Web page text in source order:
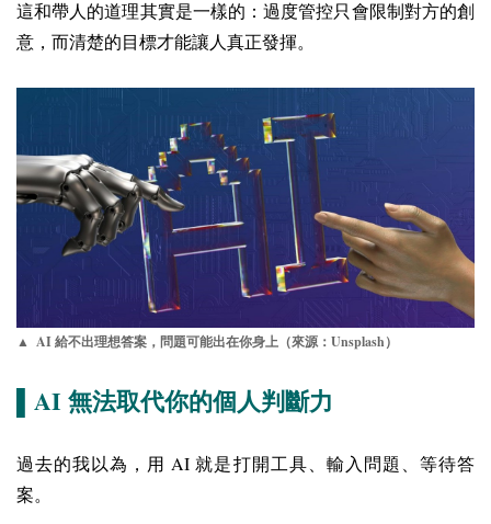
這和帶人的道理其實是一樣的：過度管控只會限制對方的創
意，而清楚的目標才能讓人真正發揮。
▲ AI 給不出理想答案，問題可能出在你身上（來源： Unsplash ）
AI 無法取代你的個人判斷力
過去的我以為，用 AI 就是打開工具、輸入問題、等待答
案。